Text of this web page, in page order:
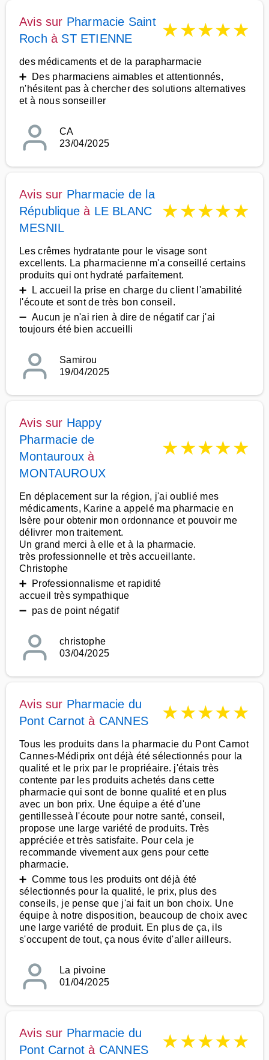
Avis sur Pharmacie Saint
Roch à ST ETIENNE ★★★★★
des médicaments et de la parapharmacie
➕ Des pharmaciens aimables et attentionnés,
n'hésitent pas à chercher des solutions alternatives
et à nous sonseiller
CA
23/04/2025
Avis sur Pharmacie de la
République à LE BLANC
MESNIL
★★★★★
Les crêmes hydratante pour le visage sont
excellents. La pharmacienne m'a conseillé certains
produits qui ont hydraté parfaitement.
➕ L accueil la prise en charge du client l'amabilité
l'écoute et sont de très bon conseil.
➖ Aucun je n'ai rien à dire de négatif car j'ai
toujours été bien accueilli
Samirou
19/04/2025
Avis sur Happy
Pharmacie de
Montauroux à
MONTAUROUX
★★★★★
En déplacement sur la région, j'ai oublié mes
médicaments, Karine a appelé ma pharmacie en
Isère pour obtenir mon ordonnance et pouvoir me
délivrer mon traitement.
Un grand merci à elle et à la pharmacie.
très professionnelle et très accueillante.
Christophe
➕ Professionnalisme et rapidité
accueil très sympathique
➖ pas de point négatif
christophe
03/04/2025
Avis sur Pharmacie du
Pont Carnot à CANNES ★★★★★
Tous les produits dans la pharmacie du Pont Carnot
Cannes-Médiprix ont déjà été sélectionnés pour la
qualité et le prix par le propriéaire. j'étais très
contente par les produits achetés dans cette
pharmacie qui sont de bonne qualité et en plus
avec un bon prix. Une équipe a été d'une
gentillesseà l'écoute pour notre santé, conseil,
propose une large variété de produits. Très
appréciée et très satisfaite. Pour cela je
recommande vivement aux gens pour cette
pharmacie.
➕ Comme tous les produits ont déjà été
sélectionnés pour la qualité, le prix, plus des
conseils, je pense que j'ai fait un bon choix. Une
équipe à notre disposition, beaucoup de choix avec
une large variété de produit. En plus de ça, ils
s'occupent de tout, ça nous évite d'aller ailleurs.
La pivoine
01/04/2025
Avis sur Pharmacie du
Pont Carnot à CANNES ★★★★★